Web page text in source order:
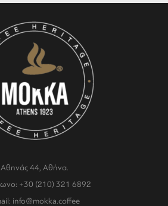
Αθηνάς 44, Αθήνα.
+30 (210) 321 6892
info@mokka.coffee